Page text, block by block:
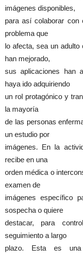
imágenes disponibles,
para así colaborar con
problema que
lo afecta, sea un
han mejorado,
sus aplicaciones han
haya ido adquiriendo
un rol protagónico y
la mayoría
de las personas
un estudio por
imágenes. En la
recibe en una
orden médica o
examen de
imágenes específico
sospecha o quiere
destacar, para
seguimiento a largo
plazo. Esta es una